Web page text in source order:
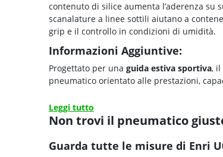
contenuto di silice aumenta l’aderenza su
scanalature a linee sottili aiutano a
grip e il controllo in condizioni di umidità.
Informazioni Aggiuntive:
Progettato per una guida estiva sportiva, il
pneumatico orientato alle prestazioni,
Leggi tutto
Non trovi il pneumatico
Guarda tutte le misure di Enri